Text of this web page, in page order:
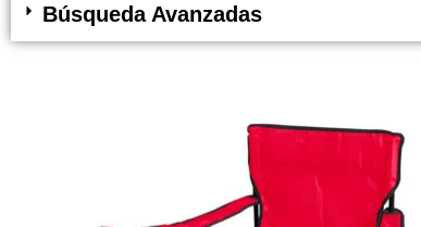
Búsqueda Avanzadas